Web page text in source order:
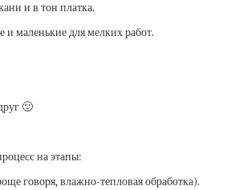
и в тон платка.
маленькие для мелких работ.
🙂
на этапы:
говоря, влажно-тепловая обработка).